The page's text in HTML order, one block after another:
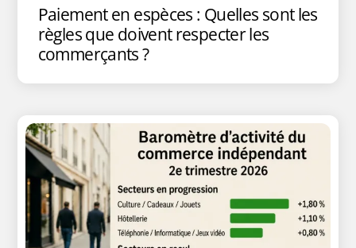
Paiement en espèces : Quelles sont les
règles que doivent respecter les
commerçants ?